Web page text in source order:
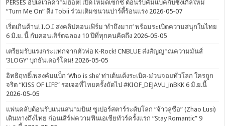
PERSES อัปเลเวลความฮอต! เปิดโหมดเซ็กซี่ ต้อนรับคัมแบ็คกับซิงเกิลใหม่
“Turn Me On” ดึง Tobii ร่วมเติมชนวนปาร์ตี้ร้อนแรง 2026-05-07
เริ่ดเกินต้าน! I.O.I ส่งคลิปคอนเฟิร์ม ‘ทำถึงมาก’ พร้อมระเบิดความสนุกในไทย
6 มิ.ย. นี้ กับคอนเสิร์ตฉลอง 10 ปีที่ทุกคนคิดถึง 2026-05-05
เตรียมรับแรงกระแทกจากตัวพ่อ K-Rock! CNBLUE ส่งสัญญาณความมันส์
‘3LOGY’ บุกธันเดอร์โดม! 2026-05-05
อิทธิฤทธิ์เพลงคัมแบ็ก ‘Who is she’ ท่าเต้นเด้งระเบิด-ม่วนจอยทั่วโลก ใครถูก
จริต “KISS OF LIFE” รอเจอที่ไทยครั้งถัดไป #KIOF_DEJAVU_inBKK 6 มิ.ย.นี้
2026-05-05
แฟนคลับต้อนรับแน่นสนามบิน! ซูเปอร์สตาร์ระดับโลก “จ้าวลู่ซือ” (Zhao Lusi)
เดินทางถึงไทย ก่อนเสิร์ฟความฟินเอเชียทัวร์ครั้งแรก “Stay Romantic” 9